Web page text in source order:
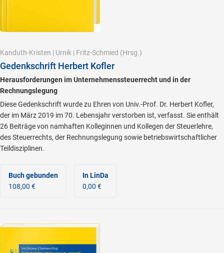
Kanduth-Kristen | Urnik | Fritz-Schmied (Hrsg.)
Gedenkschrift Herbert Kofler
Herausforderungen im Unternehmenssteuerrecht und in der
Rechnungslegung
Diese Gedenkschrift wurde zu Ehren von Univ.-Prof. Dr. Herbert Kofler,
der im März 2019 im 70. Lebensjahr verstorben ist, verfasst. Sie enthält
26 Beiträge von namhaften Kolleginnen und Kollegen der Steuerlehre,
des Steuerrechts, der Rechnungslegung sowie betriebswirtschaftlicher
Teildisziplinen.
Buch gebunden
108,00 €
In LinDa
0,00 €